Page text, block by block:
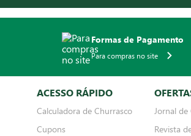
Formas de Pagamento
Para compras no site
ACESSO RÁPIDO
Calculadora de Churrasco
Cupons
Jornal de
Revista